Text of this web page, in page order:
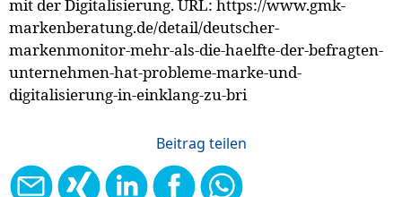
mit der Digitalisierung. URL: https://www.gmk-
markenberatung.de/detail/deutscher-
markenmonitor-mehr-als-die-haelfte-der-befragten-
unternehmen-hat-probleme-marke-und-
digitalisierung-in-einklang-zu-bri